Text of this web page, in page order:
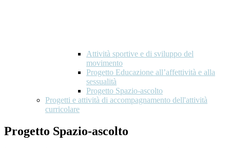
Attività sportive e di sviluppo del
movimento
Progetto Educazione all’affettività e alla
sessualità
Progetto Spazio-ascolto
Progetti e attività di accompagnamento dell'attività
curricolare
Progetto Spazio-ascolto